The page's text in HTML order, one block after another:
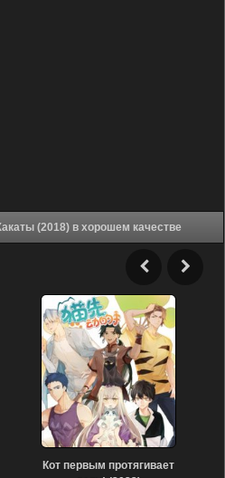
Аниме Свиной рамэн из Хакаты (2018) в хорошем качестве
Кот первым протягивает